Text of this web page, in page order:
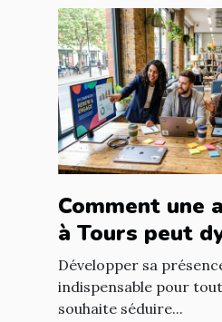
Comment une
à Tours peut
votre
Développer sa
indispensable pour
souhaite séduire...